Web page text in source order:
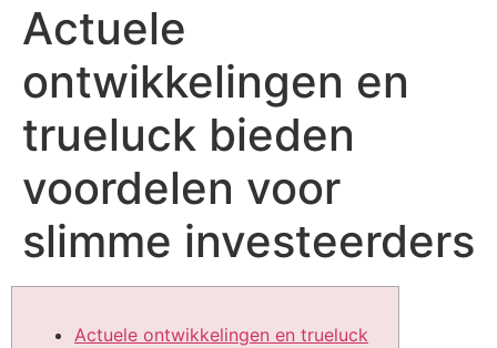
Actuele
ontwikkelingen en
trueluck bieden
voordelen voor
slimme investeerders
Actuele ontwikkelingen en trueluck